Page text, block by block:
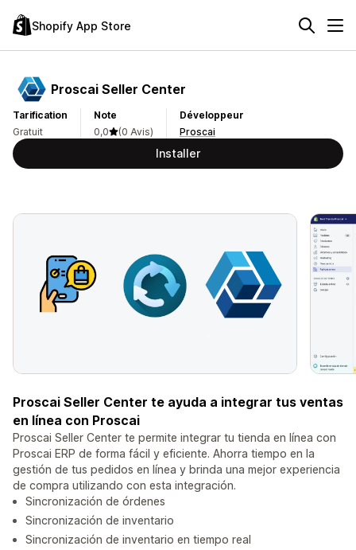
Shopify App Store
Proscai Seller Center
Tarification
Gratuit
Note
0,0
(0 Avis)
Développeur
Proscai
Installer
Proscai Seller Center te ayuda a integrar tus ventas
en línea con Proscai
Proscai Seller Center te permite integrar tu tienda en línea con
Proscai ERP de forma fácil y eficiente. Ahorra tiempo en la
gestión de tus pedidos en línea y brinda una mejor experiencia
de compra utilizando con esta integración.
Sincronización de órdenes
Sincronización de inventario
Sincronización de inventario en tiempo real